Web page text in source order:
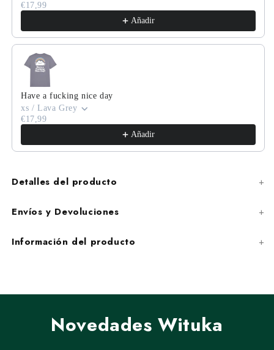
€17,99
Añadir
Have a fucking nice day
xs / Lava Grey
€17,99
Añadir
Detalles del producto
Envíos y Devoluciones
Información del producto
Novedades Wituka